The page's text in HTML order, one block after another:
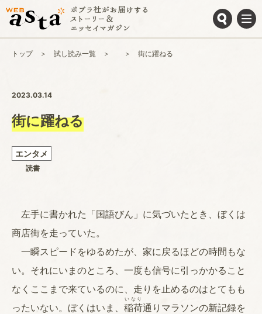
トップ 試し読み一覧 街に躍ねる
2023.03.14
街に躍ねる
エンタメ
読書
左手に書かれた「国語びん」に気づいたとき、ぼくは
商店街を走っていた。
一瞬スピードをゆるめたが、家に戻るほどの時間もな
い。それにいまのところ、一度も信号に引っかかること
なくここまで来ているのに、走りを止めるのはとてもも
ったいない。ぼくはいま、 稲荷
いなり
通りマラソンの新記録を